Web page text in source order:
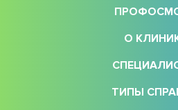
О
ТИПЫ